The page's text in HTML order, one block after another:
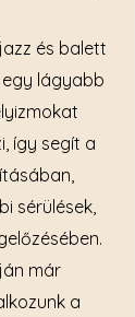
és balett
egy lágyabb
így segít a
sérülések,
már
a